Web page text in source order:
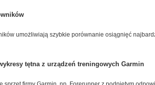
umożliwiają szybkie porównanie osiągnięć
tętna z urządzeń treningowych Garmin